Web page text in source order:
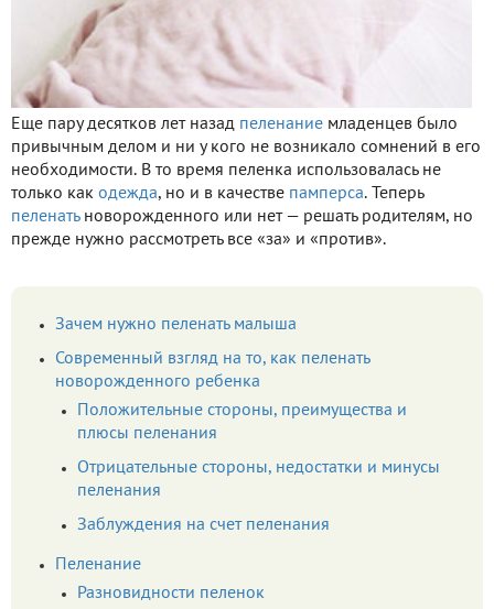
Еще пару десятков лет назад пеленание младенцев было
привычным делом и ни у кого не возникало сомнений в его
необходимости. В то время пеленка использовалась не
только как одежда, но и в качестве памперса. Теперь
пеленатьноворожденного или нет — решать родителям, но
прежде нужно рассмотреть все «за» и «против».
Зачем нужно пеленать малыша
Современный взгляд на то, как пеленать
новорожденного ребенка
Положительные стороны, преимущества и
плюсы пеленания
Отрицательные стороны, недостатки и минусы
пеленания
Заблуждения на счет пеленания
Пеленание
Разновидности пеленок